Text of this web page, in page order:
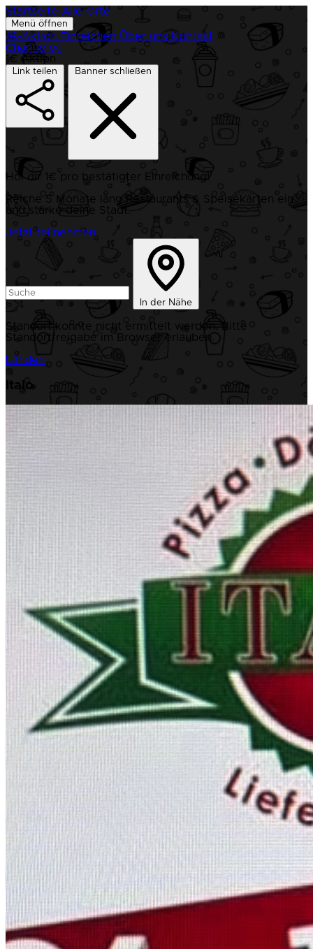
Startseite Alle Orte
Menü öffnen
1€-Aktion Einreichen Über uns Kontakt
Changelog
1€ Aktion
Link teilen Banner schließen
Hol dir 1€ pro bestätigter Einreichung!
Reiche 5 Monate lang Restaurants & Speisekarten ein
und stärke deine Stadt.
Jetzt teilnehmen
In der Nähe
Standort konnte nicht ermittelt werden. Bitte
Standortfreigabe im Browser erlauben.
Lähden
Italo